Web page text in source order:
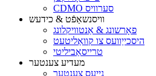
CDMO סערוויס
וויסנשאַפֿט & כידעש
פאָרשונג & אַנטוויקלונג
היסכייַוועס צו קוואַליטעט
טרייסאַביליטי
מעדיע צענטער
נייַעס צענטער